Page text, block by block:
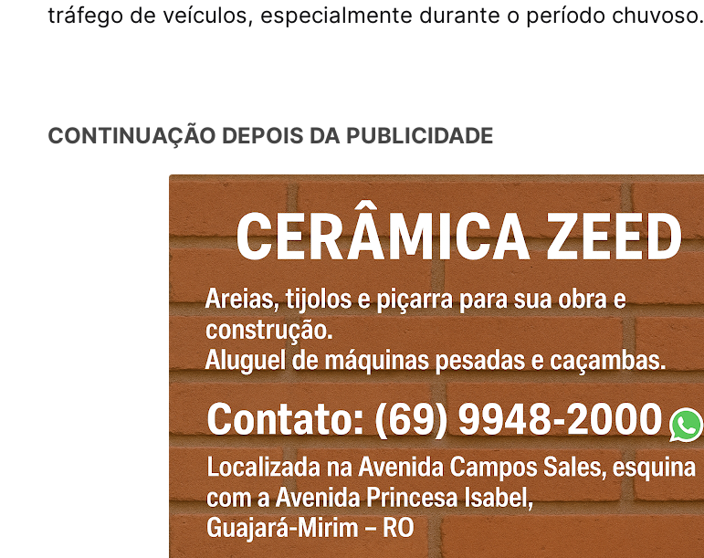
tráfego de veículos, especialmente durante o período chuvoso.
CONTINUAÇÃO DEPOIS DA PUBLICIDADE